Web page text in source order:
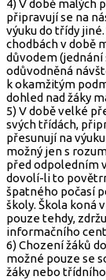
4) V době malých
připravují se na
výuku do třídy
chodbách v době
důvodem
odůvodněná
k okamžitým
dohled nad žáky
5) V době velké
svých třídách,
přesunují na
možný jen s
před odpoledním
dovolí-li to
špatného počasí
školy. Škola koná
pouze tehdy,
informačního
6) Chození žáků
možné pouze se
žáky nebo